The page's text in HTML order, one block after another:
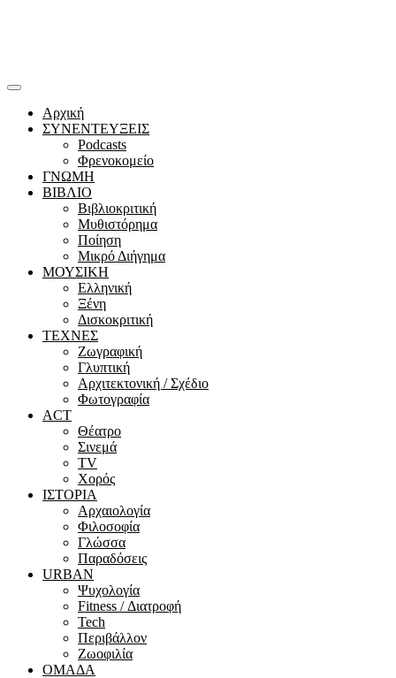
Αρχική
ΣΥΝΕΝΤΕΥΞΕΙΣ
Podcasts
Φρενοκομείο
ΓΝΩΜΗ
ΒΙΒΛΙΟ
Βιβλιοκριτική
Μυθιστόρημα
Ποίηση
Μικρό Διήγημα
ΜΟΥΣΙΚΗ
Ελληνική
Ξένη
Δισκοκριτική
ΤΕΧΝΕΣ
Ζωγραφική
Γλυπτική
Αρχιτεκτονική / Σχέδιο
Φωτογραφία
ACT
Θέατρο
Σινεμά
ΤV
Χορός
ΙΣΤΟΡΙΑ
Αρχαιολογία
Φιλοσοφία
Γλώσσα
Παραδόσεις
URBAN
Ψυχολογία
Fitness / Διατροφή
Tech
Περιβάλλον
Ζωοφιλία
ΟΜΑΔΑ